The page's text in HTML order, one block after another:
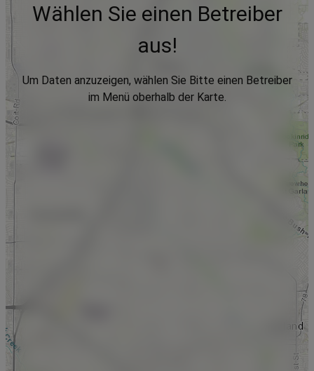
Wählen Sie einen Betreiber
aus!
Um Daten anzuzeigen, wählen Sie Bitte einen Betreiber
im Menü oberhalb der Karte.